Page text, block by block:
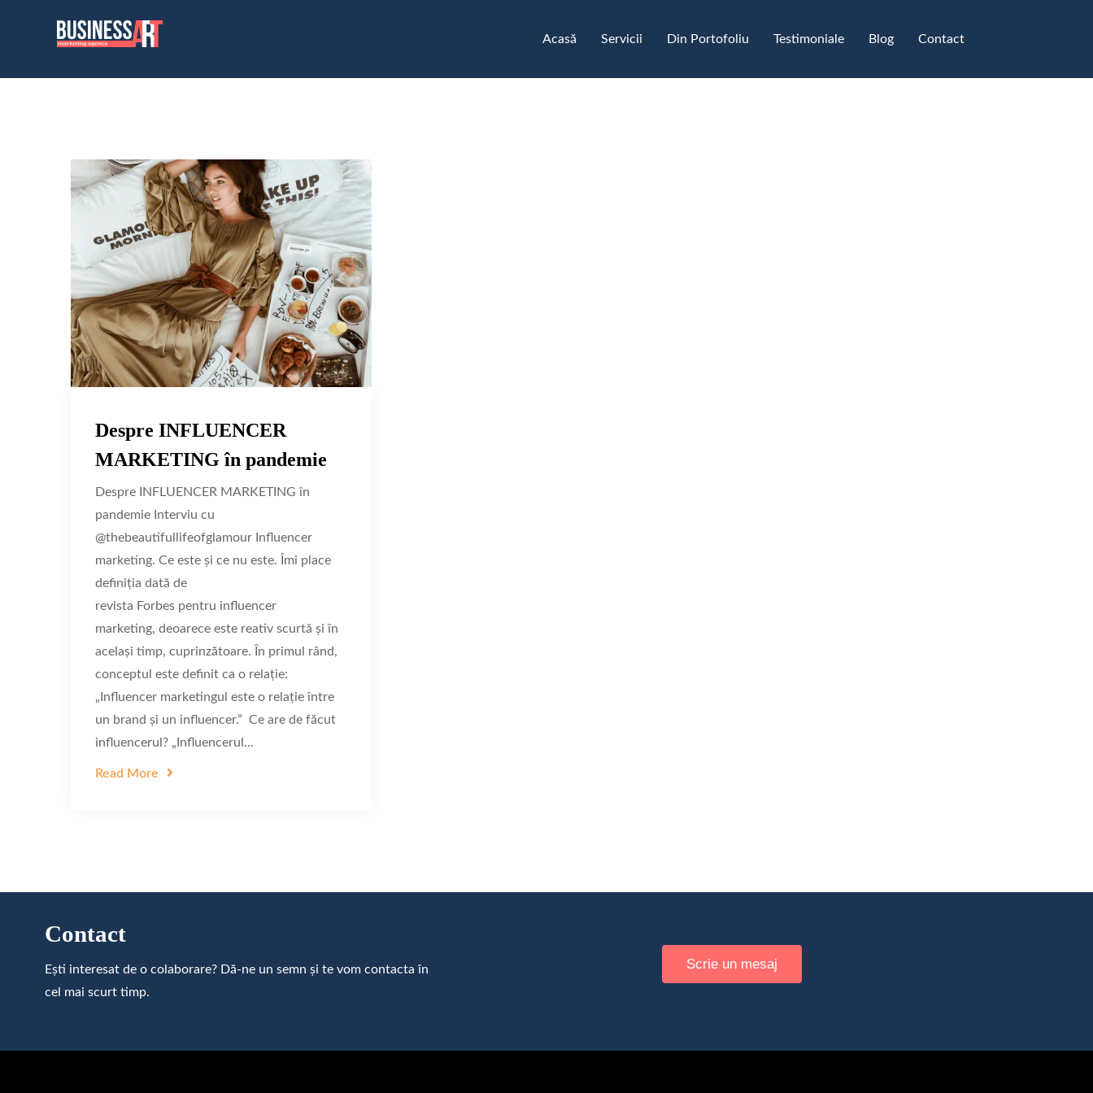
Acasă Servicii Din Portofoliu Testimoniale​ Blog Contact
Despre INFLUENCER
MARKETING în pandemie
Despre INFLUENCER MARKETING în
pandemie Interviu cu
@thebeautifullifeofglamour Influencer
marketing. Ce este și ce nu este. Îmi place
definiția dată de
revista Forbes pentru influencer
marketing, deoarece este reativ scurtă și în
același timp, cuprinzătoare. În primul rând,
conceptul este definit ca o relație:
„Influencer marketingul este o relație între
un brand și un influencer.” Ce are de făcut
influencerul? „Influencerul...
Read More
Contact
Ești interesat de o colaborare? Dă-ne un semn și te vom contacta în
cel mai scurt timp.
Scrie un mesaj